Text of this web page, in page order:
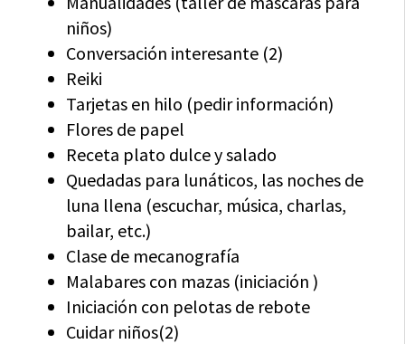
niños)
Conversación interesante (2)
Reiki
Tarjetas en hilo (pedir información)
Flores de papel
Receta plato dulce y salado
Quedadas para lunáticos, las noches de
luna llena (escuchar, música, charlas,
bailar, etc.)
Clase de mecanografía
Malabares con mazas (iniciación )
Iniciación con pelotas de rebote
Cuidar niños(2)